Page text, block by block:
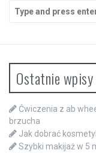
Search
for:
Ostatnie wpisy
Ćwiczenia z ab
brzucha
Jak dobrać
Szybki makijaż w 5